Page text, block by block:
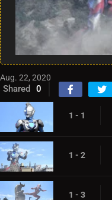
Aug. 22, 2020
Shared 0
1 - 1
1 - 2
1 - 3